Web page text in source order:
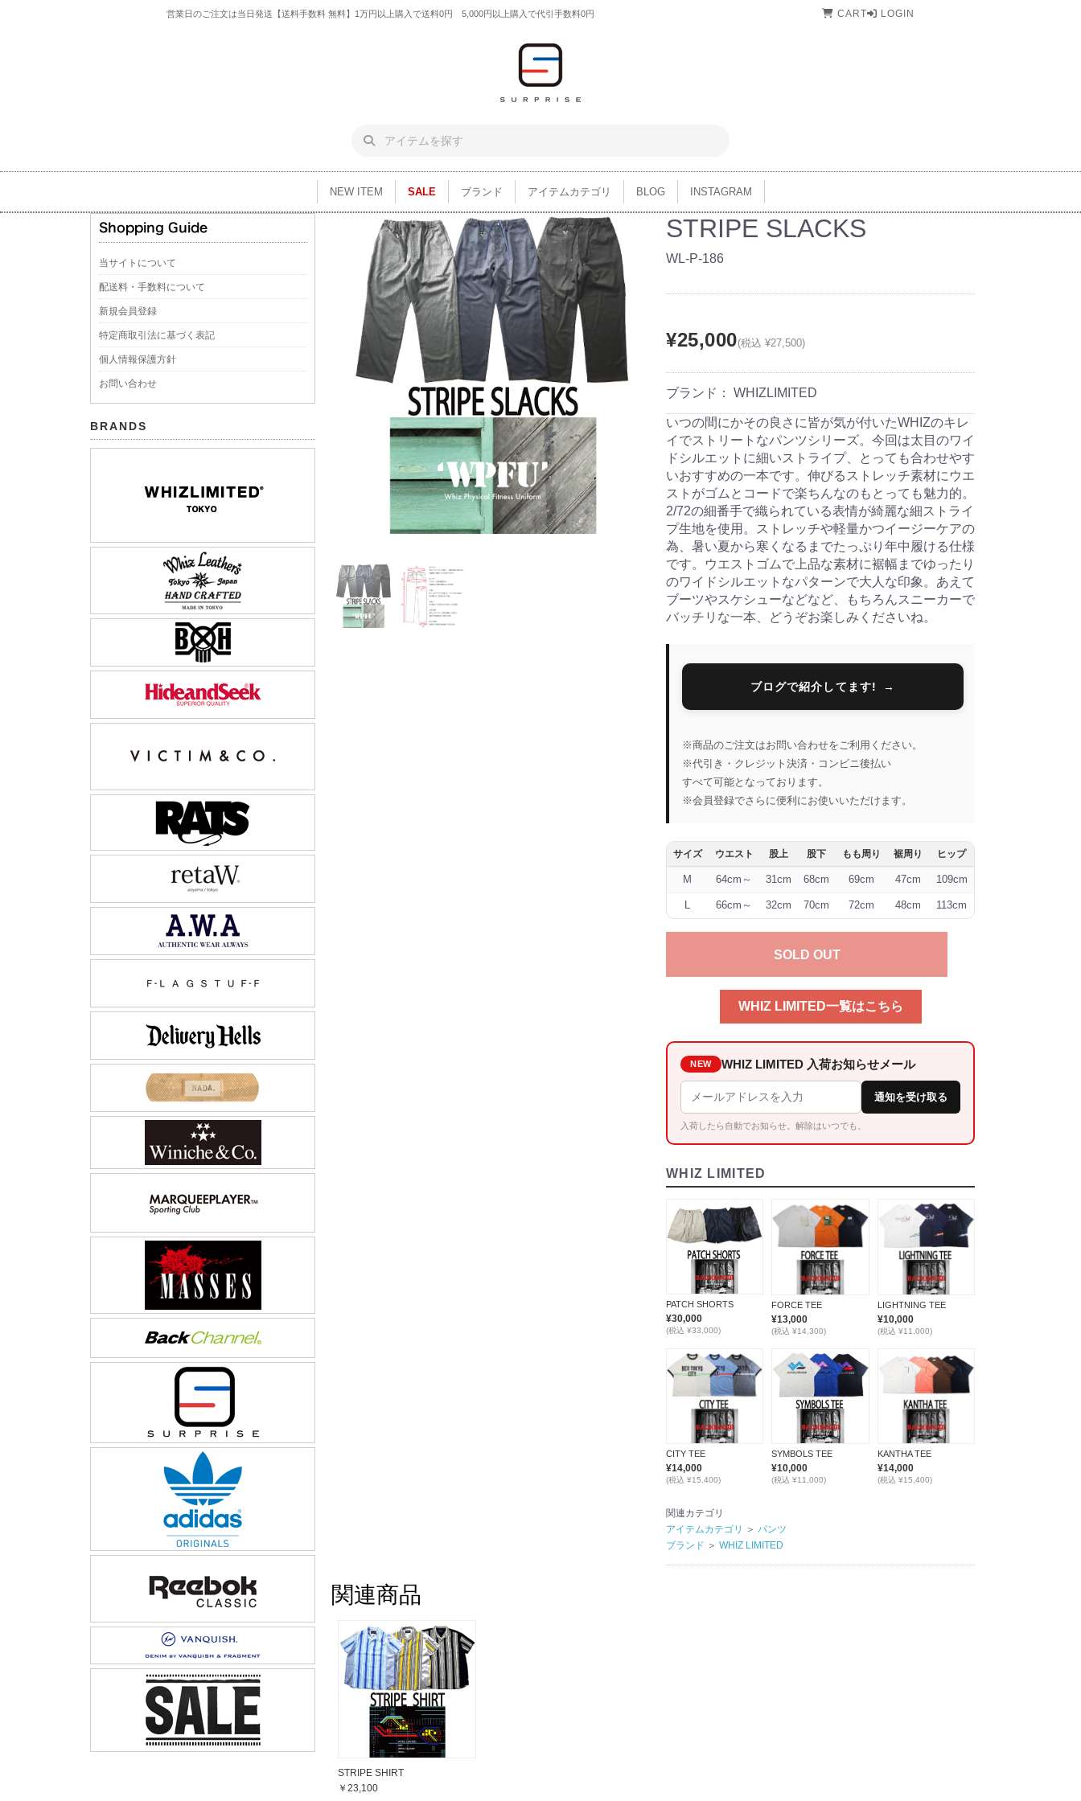
営業日のご注文は当日発送【送料手数料 無料】1万円以上購入で送料0円 5,000円以上購入で代引手数料0円 CART LOGIN
NEW ITEM SALE ブランド アイテムカテゴリ BLOG INSTAGRAM
当サイトについて
配送料・手数料について
新規会員登録
特定商取引法に基づく表記
個人情報保護方針
お問い合わせ
BRANDS
STRIPE SLACKS
WL-P-186
¥25,000(税込 ¥27,500)
ブランド： WHIZLIMITED
いつの間にかその良さに皆が気が付いたWHIZのキレ
イでストリートなパンツシリーズ。今回は太目のワイ
ドシルエットに細いストライプ、とっても合わせやす
いおすすめの一本です。伸びるストレッチ素材にウエ
ストがゴムとコードで楽ちんなのもとっても魅力的。
2/72の細番手で織られている表情が綺麗な細ストライ
プ生地を使用。ストレッチや軽量かつイージーケアの
為、暑い夏から寒くなるまでたっぷり年中履ける仕様
です。ウエストゴムで上品な素材に裾幅までゆったり
のワイドシルエットなパターンで大人な印象。あえて
ブーツやスケシューなどなど、もちろんスニーカーで
バッチリな一本、どうぞお楽しみくださいね。
ブログで紹介してます!
※商品のご注文はお問い合わせをご利用ください。
※代引き・クレジット決済・コンビニ後払い
すべて可能となっております。
※会員登録でさらに便利にお使いいただけます。
サイズ ウエスト 股上 股下 もも周り 裾周り ヒップ
M 64cm～ 31cm 68cm 69cm 47cm 109cm
L 66cm～ 32cm 70cm 72cm 48cm 113cm
SOLD OUT
WHIZ LIMITED一覧はこちら
NEW WHIZ LIMITED 入荷お知らせメール
通知を受け取る
入荷したら自動でお知らせ。解除はいつでも。
WHIZ LIMITED
PATCH SHORTS
¥30,000
(税込 ¥33,000)
FORCE TEE
¥13,000
(税込 ¥14,300)
LIGHTNING TEE
¥10,000
(税込 ¥11,000)
CITY TEE
¥14,000
(税込 ¥15,400)
SYMBOLS TEE
¥10,000
(税込 ¥11,000)
KANTHA TEE
¥14,000
(税込 ¥15,400)
関連カテゴリ
アイテムカテゴリ
＞ パンツ
ブランド ＞ WHIZ LIMITED
関連商品
STRIPE SHIRT
￥23,100